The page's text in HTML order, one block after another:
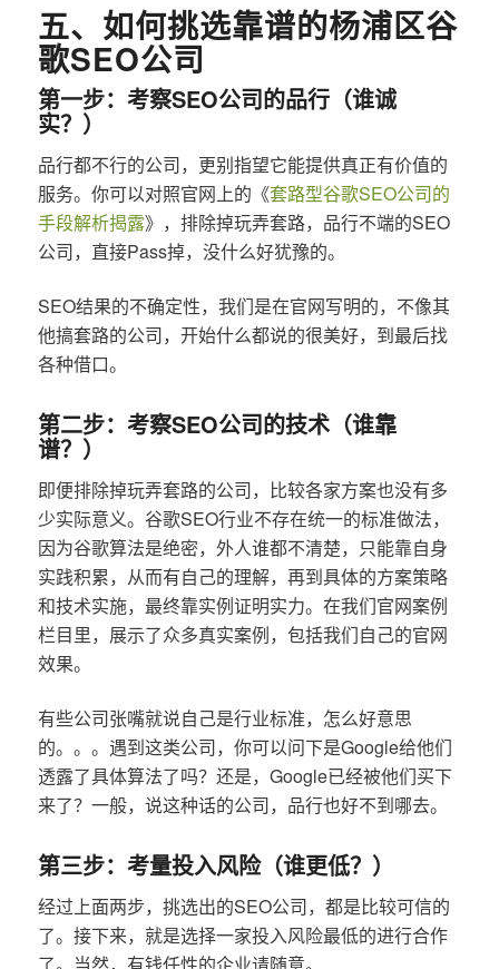
五、如何挑选靠谱的杨浦区谷
歌SEO公司
第一步：考察SEO公司的品行（谁诚
实？）
品行都不行的公司，更别指望它能提供真正有价值的
服务。你可以对照官网上的《套路型谷歌SEO公司的
手段解析揭露》，排除掉玩弄套路，品行不端的SEO
公司，直接Pass掉，没什么好犹豫的。
SEO结果的不确定性，我们是在官网写明的，不像其
他搞套路的公司，开始什么都说的很美好，到最后找
各种借口。
第二步：考察SEO公司的技术（谁靠
谱？）
即便排除掉玩弄套路的公司，比较各家方案也没有多
少实际意义。谷歌SEO行业不存在统一的标准做法，
因为谷歌算法是绝密，外人谁都不清楚，只能靠自身
实践积累，从而有自己的理解，再到具体的方案策略
和技术实施，最终靠实例证明实力。在我们官网案例
栏目里，展示了众多真实案例，包括我们自己的官网
效果。
有些公司张嘴就说自己是行业标准，怎么好意思
的。。。遇到这类公司，你可以问下是Google给他们
透露了具体算法了吗？还是，Google已经被他们买下
来了？一般，说这种话的公司，品行也好不到哪去。
第三步：考量投入风险（谁更低？）
经过上面两步，挑选出的SEO公司，都是比较可信的
了。接下来，就是选择一家投入风险最低的进行合作